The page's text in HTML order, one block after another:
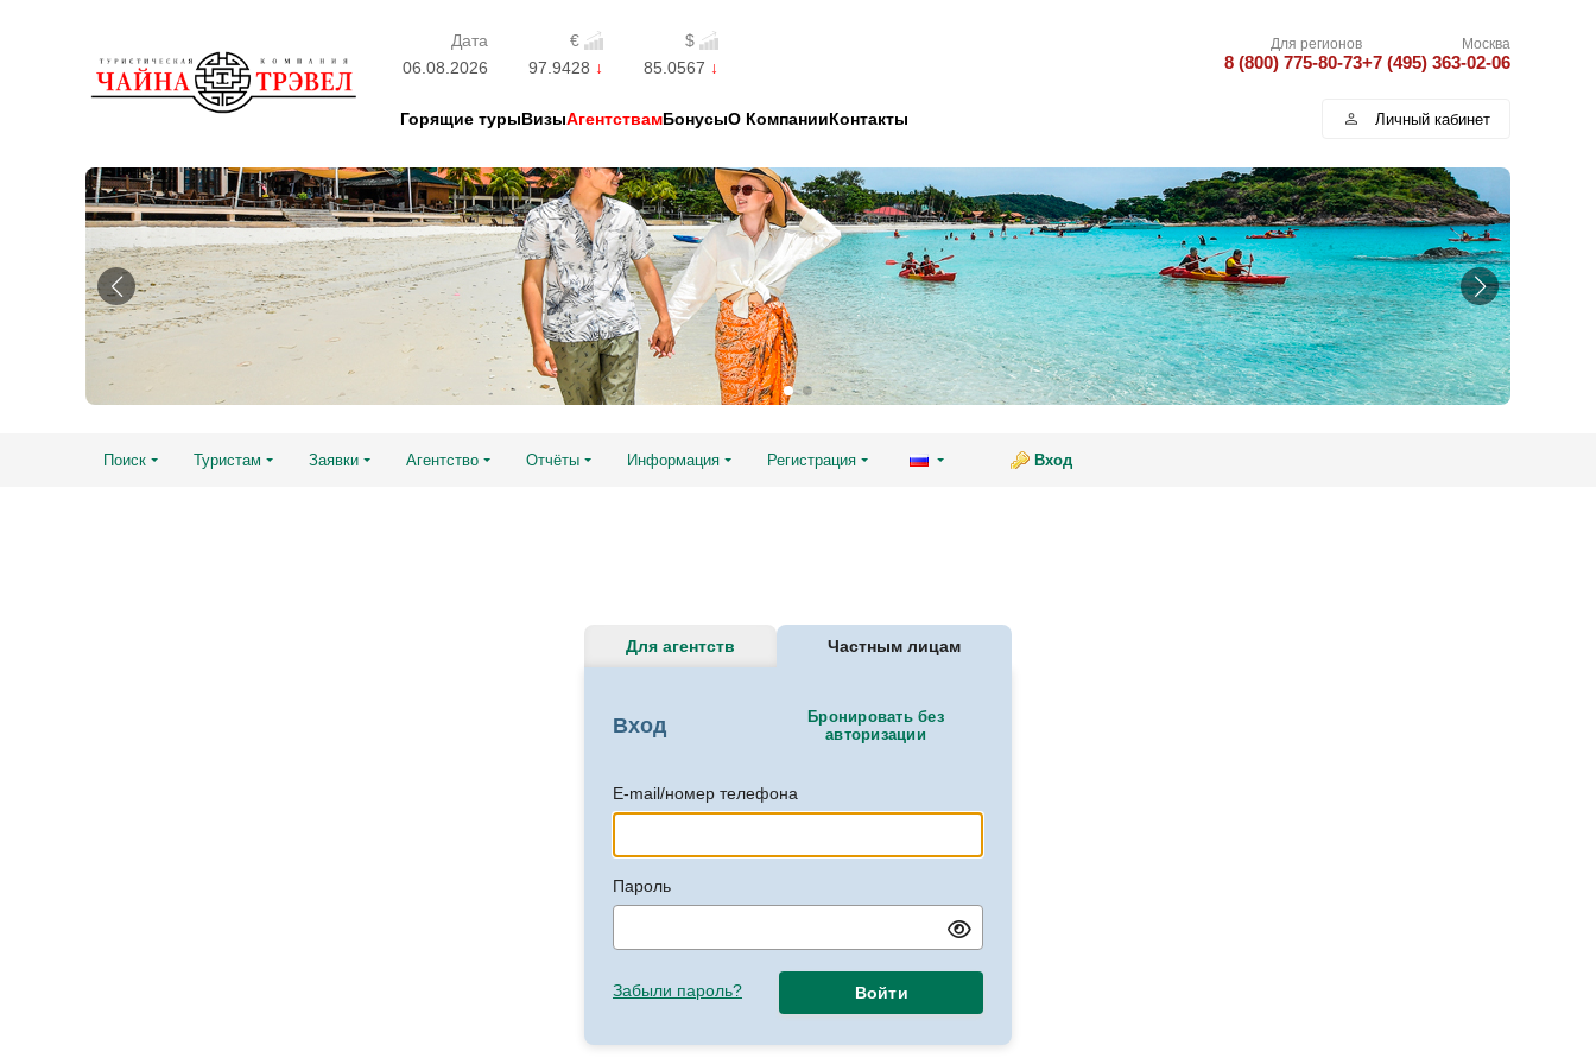
Дата €
$
06.08.2026
97.9428 85.0567
Для регионов
8 (800) 775-80-73
Москва
+7 (495) 363-02-06
Горящие турыВизыАгентствамБонусыО КомпанииКонтакты Личный кабинет
Поиск Туристам Заявки Агентство Отчёты Информация Регистрация Вход
Частным лицам
Для агентств
Вход
Бронировать без
авторизации
E-mail/номер телефона
Пароль
Забыли пароль? Войти